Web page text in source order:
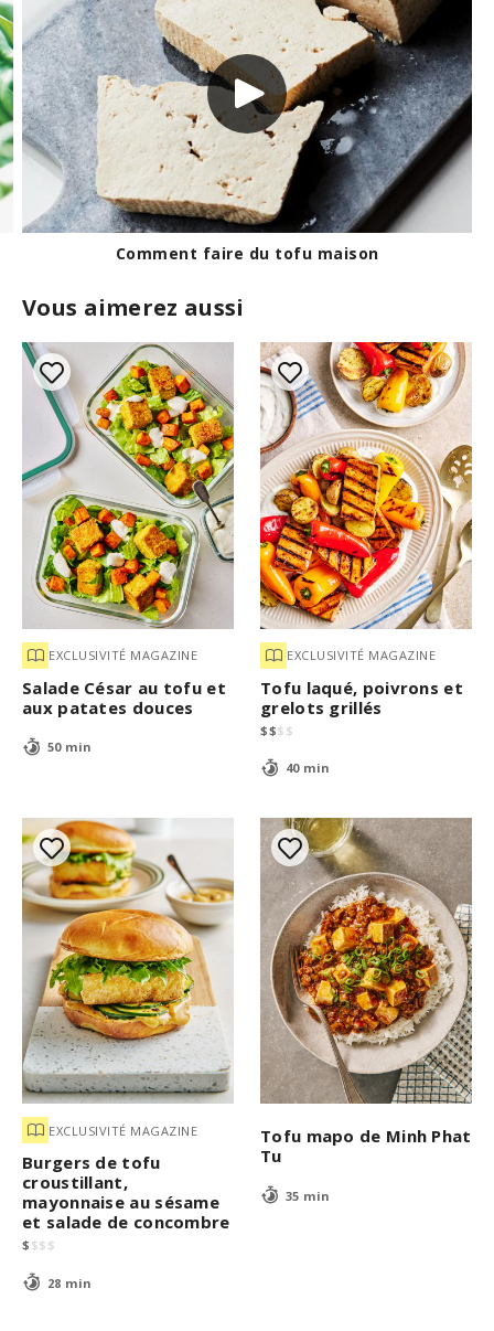
Conservation des fines herbes fraîches
Vous aimerez aussi
EXCLUSIVITÉ MAGAZINE
Salade César au tofu et
aux patates douces
50 min
EXCLUSIVITÉ MAGAZINE
Tofu laqué, poivrons et
grelots grillés
$$$ $
40 min
EXCLUSIVITÉ MAGAZINE
Burgers de tofu
croustillant,
mayonnaise au sésame
et salade de concombre
$ $$ $
28 min
Tofu mapo de Minh Phat
Tu
35 min